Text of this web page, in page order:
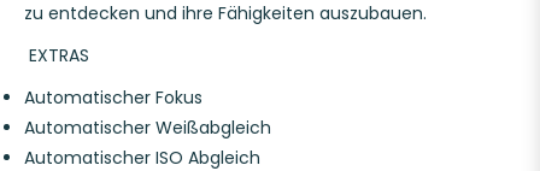
zu entdecken und ihre Fähigkeiten auszubauen.
EXTRAS
Automatischer Fokus
Automatischer Weißabgleich
Automatischer ISO Abgleich